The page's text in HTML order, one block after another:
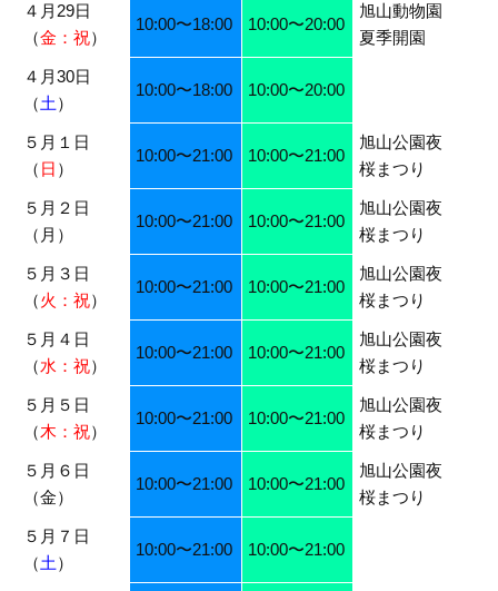
４月29日
（金：祝）
10:00〜18:00 10:00〜20:00
旭山動物園
夏季開園
４月30日
（土 ）
10:00〜18:00 10:00〜20:00
５月１日
（ 日 ）
10:00〜21:00 10:00〜21:00
旭山公園夜
桜まつり
５月２日
（月）
10:00〜21:00 10:00〜21:00
旭山公園夜
桜まつり
５月３日
（火：祝）
10:00〜21:00 10:00〜21:00
旭山公園夜
桜まつり
５月４日
（水：祝）
10:00〜21:00 10:00〜21:00
旭山公園夜
桜まつり
５月５日
（木：祝）
10:00〜21:00 10:00〜21:00
旭山公園夜
桜まつり
５月６日
（金）
10:00〜21:00 10:00〜21:00
旭山公園夜
桜まつり
５月７日
（土 ）
10:00〜21:00 10:00〜21:00